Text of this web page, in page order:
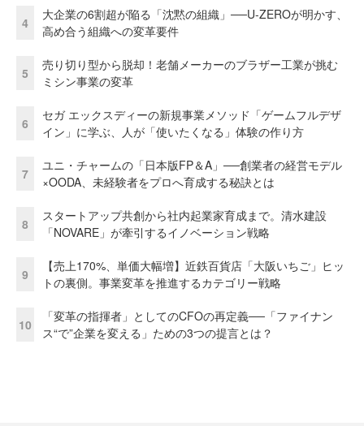
4
大企業の6割超が陥る「沈黙の組織」──U-ZEROが明かす、
高め合う組織への変革要件
5
売り切り型から脱却！老舗メーカーのブラザー工業が挑む
ミシン事業の変革
6
セガ エックスディーの新規事業メソッド「ゲームフルデザ
イン」に学ぶ、人が「使いたくなる」体験の作り方
7
ユニ・チャームの「日本版FP＆A」──創業者の経営モデル
×OODA、未経験者をプロへ育成する秘訣とは
8
スタートアップ共創から社内起業家育成まで。清水建設
「NOVARE」が牽引するイノベーション戦略
9
【売上170%、単価大幅増】近鉄百貨店「大阪いちご」ヒッ
トの裏側。事業変革を推進するカテゴリー戦略
10
「変革の指揮者」としてのCFOの再定義──「ファイナン
ス“で”企業を変える」ための3つの提言とは？